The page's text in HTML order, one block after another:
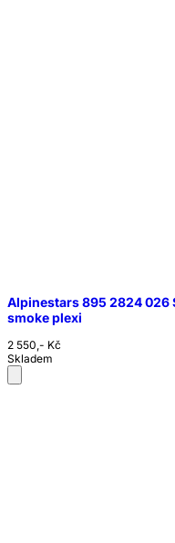
Alpinestars 895 2824 026
smoke plexi
2 550,- Kč
Skladem